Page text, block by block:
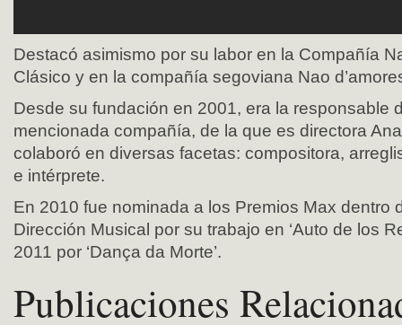
Destacó asimismo por su labor en la Compañía
Clásico y en la compañía segoviana Nao
Desde su fundación en 2001, era la responsable
mencionada compañía, de la que es directora
colaboró en diversas facetas: compositora,
e intérprete.
En 2010 fue nominada a los Premios Max dentro
Dirección Musical por su trabajo en ‘Auto de los
2011 por ‘Dança da Morte’.
Publicaciones